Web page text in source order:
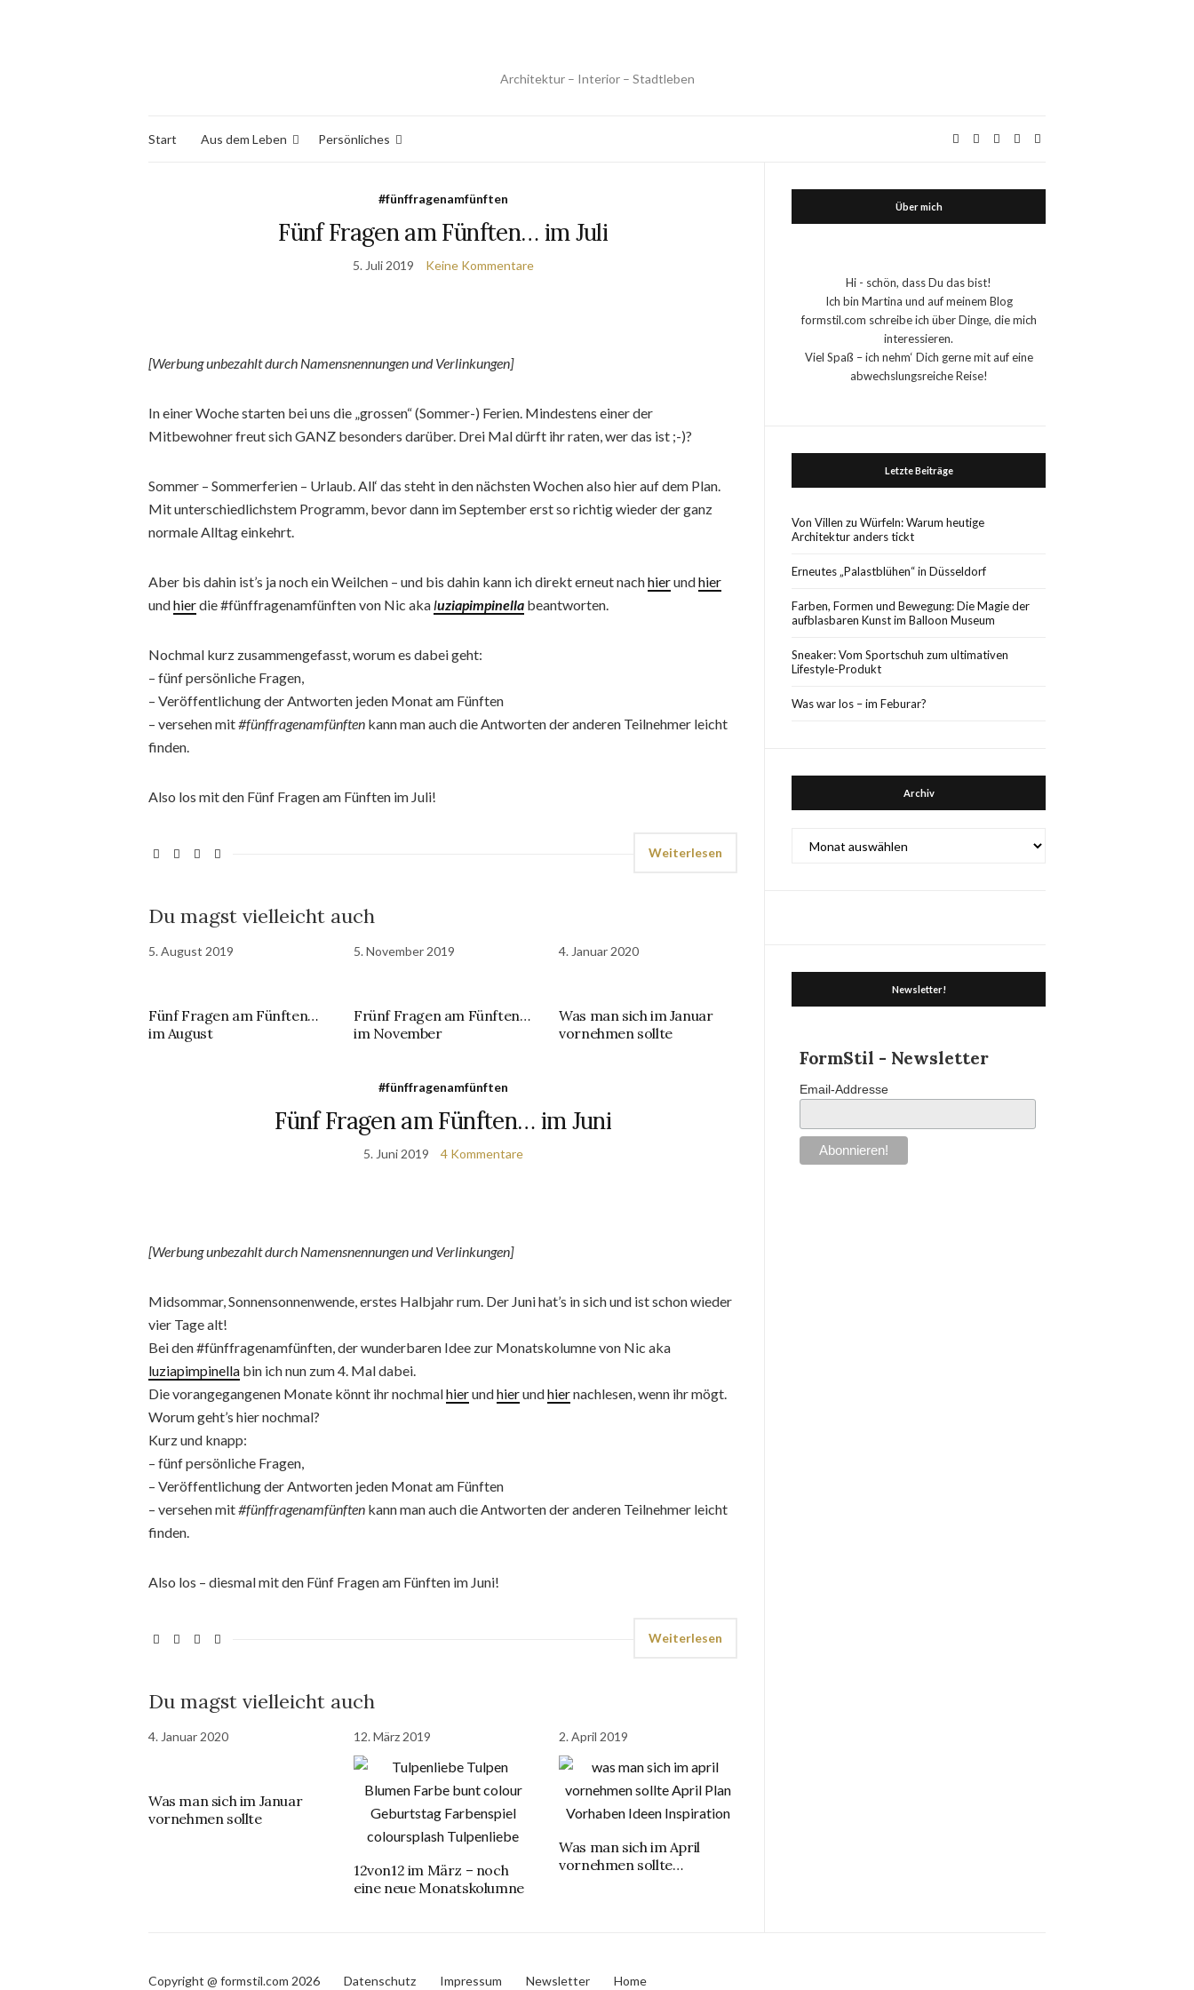
Architektur – Interior – Stadtleben
Start Aus dem Leben Persönliches
#fünffragenamfünften
Fünf Fragen am Fünften… im Juli
5. Juli 2019 Keine Kommentare
[Werbung unbezahlt durch Namensnennungen und Verlinkungen]
In einer Woche starten bei uns die „grossen“ (Sommer-) Ferien. Mindestens einer der
Mitbewohner freut sich GANZ besonders darüber. Drei Mal dürft ihr raten, wer das ist ;-)?
Sommer – Sommerferien – Urlaub. All‘ das steht in den nächsten Wochen also hier auf dem Plan.
Mit unterschiedlichstem Programm, bevor dann im September erst so richtig wieder der ganz
normale Alltag einkehrt.
Aber bis dahin ist’s ja noch ein Weilchen – und bis dahin kann ich direkt erneut nachhierundhier
undhierdie #fünffragenamfünften von Nic akaluziapimpinella beantworten.
Nochmal kurz zusammengefasst, worum es dabei geht:
– fünf persönliche Fragen,
– Veröffentlichung der Antworten jeden Monat am Fünften
– versehen mit#fünffragenamfünften kann man auch die Antworten der anderen Teilnehmer leicht
finden.
Also los mit den Fünf Fragen am Fünften im Juli!
Weiterlesen
Du magst vielleicht auch
5. August 2019
Fünf Fragen am Fünften…
im August
5. November 2019
Frünf Fragen am Fünften…
im November
4. Januar 2020
Was man sich im Januar
vornehmen sollte
#fünffragenamfünften
Fünf Fragen am Fünften… im Juni
5. Juni 2019 4 Kommentare
[Werbung unbezahlt durch Namensnennungen und Verlinkungen]
Midsommar, Sonnensonnenwende, erstes Halbjahr rum. Der Juni hat’s in sich und ist schon wieder
vier Tage alt!
Bei den #fünffragenamfünften, der wunderbaren Idee zur Monatskolumne von Nic aka
luziapimpinella bin ich nun zum 4. Mal dabei.
Die vorangegangenen Monate könnt ihr nochmalhierundhierundhiernachlesen, wenn ihr mögt.
Worum geht’s hier nochmal?
Kurz und knapp:
– fünf persönliche Fragen,
– Veröffentlichung der Antworten jeden Monat am Fünften
– versehen mit#fünffragenamfünften kann man auch die Antworten der anderen Teilnehmer leicht
finden.
Also los – diesmal mit den Fünf Fragen am Fünften im Juni!
Weiterlesen
Du magst vielleicht auch
4. Januar 2020
Was man sich im Januar
vornehmen sollte
12. März 2019
12von12 im März – noch
eine neue Monatskolumne
2. April 2019
Was man sich im April
vornehmen sollte…
Über mich
Hi - schön, dass Du das bist!
Ich bin Martina und auf meinem Blog
formstil.com schreibe ich über Dinge, die mich
interessieren.
Viel Spaß – ich nehm‘ Dich gerne mit auf eine
abwechslungsreiche Reise!
Letzte Beiträge
Von Villen zu Würfeln: Warum heutige
Architektur anders tickt
Erneutes „Palastblühen“ in Düsseldorf
Farben, Formen und Bewegung: Die Magie der
aufblasbaren Kunst im Balloon Museum
Sneaker: Vom Sportschuh zum ultimativen
Lifestyle-Produkt
Was war los – im Feburar?
Archiv
Newsletter!
FormStil - Newsletter
Email-Addresse
Copyright @ formstil.com 2026 Datenschutz Impressum Newsletter Home